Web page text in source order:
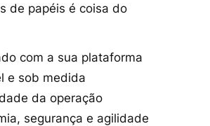
de papéis é coisa do
com a sua plataforma
e sob medida
da operação
segurança e agilidade